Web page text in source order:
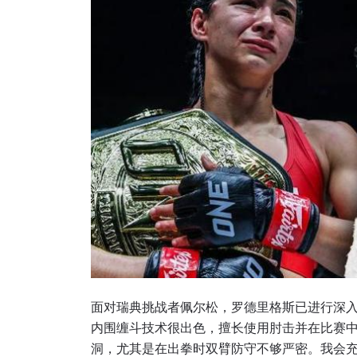
面对瑞典挑战者佩尔松，罗德里格斯已进行深
内围缠斗技术很出色，擅长使用肘击并在比赛
洞，尤其是在出拳时双臂防守不够严密。我会
浏
在任何
福利以
邮箱